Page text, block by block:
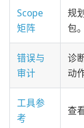
Scope
矩阵
规
包。
错误与
审计
诊
动
工具参
考
查